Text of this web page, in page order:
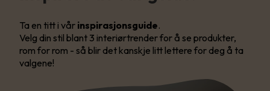
Ta en titt i vår inspirasjonsguide.
Velg din stil blant 3 interiørtrender for å se produkter,
rom for rom - så blir det kanskje litt lettere for deg å ta
valgene!